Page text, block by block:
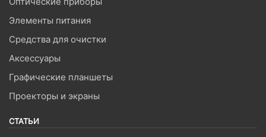
Элементы питания
Средства для очистки
Аксессуары
Графические планшеты
Проекторы и экраны
СТАТЬИ